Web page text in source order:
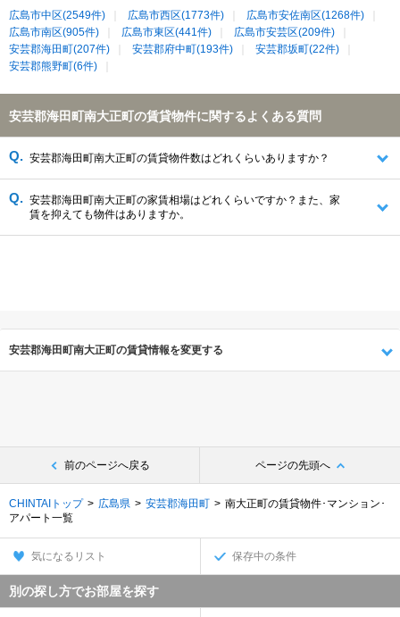
広島市中区(2549件) 広島市西区(1773件)
広島市安佐南区(1268件)
広島市南区(905件)
広島市東区(441件)
広島市安芸区(209件)
安芸郡海田町(207件)
安芸郡府中町(193件)
安芸郡坂町(22件)
安芸郡熊野町(6件)
安芸郡海田町南大正町の賃貸物件に関するよくある質問
安芸郡海田町南大正町の賃貸物件数はどれくらいありますか？
安芸郡海田町南大正町の家賃相場はどれくらいですか？また、家
賃を抑えても物件はありますか。
安芸郡海田町南大正町の賃貸情報を変更する
前のページへ戻る ページの先頭へ
CHINTAIトップ 広島県 安芸郡海田町
南大正町の賃貸物件･マンション･
アパート一覧
気になるリスト 保存中の条件
別の探し方でお部屋を探す